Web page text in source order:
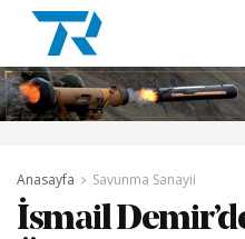
Anasayfa Savunma Sanayii
İsmail